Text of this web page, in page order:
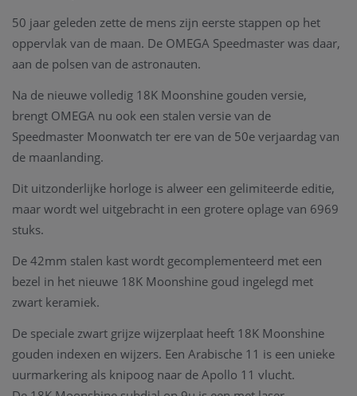
50 jaar geleden zette de mens zijn eerste stappen op het
oppervlak van de maan. De OMEGA Speedmaster was daar,
aan de polsen van de astronauten.
Na de nieuwe volledig 18K Moonshine gouden versie,
brengt OMEGA nu ook een stalen versie van de
Speedmaster Moonwatch ter ere van de 50e verjaardag van
de maanlanding.
Dit uitzonderlijke horloge is alweer een gelimiteerde editie,
maar wordt wel uitgebracht in een grotere oplage van 6969
stuks.
De 42mm stalen kast wordt gecomplementeerd met een
bezel in het nieuwe 18K Moonshine goud ingelegd met
zwart keramiek.
De speciale zwart grijze wijzerplaat heeft 18K Moonshine
gouden indexen en wijzers. Een Arabische 11 is een unieke
uurmarkering als knipoog naar de Apollo 11 vlucht.